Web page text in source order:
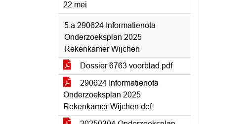
22 mei
5.a 290624 Informatienota
Onderzoeksplan 2025
Rekenkamer Wijchen
Dossier 6763 voorblad.pdf
290624 Informatienota
Onderzoeksplan 2025
Rekenkamer Wijchen def.